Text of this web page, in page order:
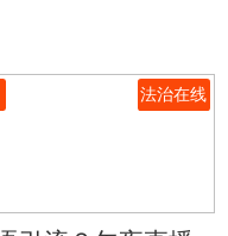
法治在线